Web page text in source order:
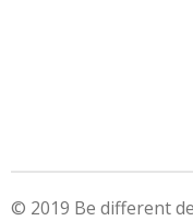
© 2019 Be different